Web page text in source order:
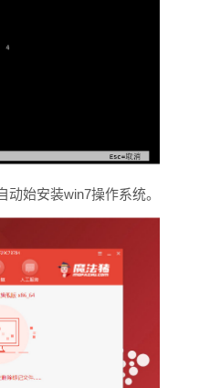
始安装win7操作系统。